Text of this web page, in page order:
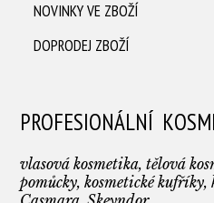
NOVINKY VE ZBOŽÍ
DOPRODEJ ZBOŽÍ
PROFESIONÁLNÍ
vlasová kosmetika, tělová
pomůcky, kosmetické